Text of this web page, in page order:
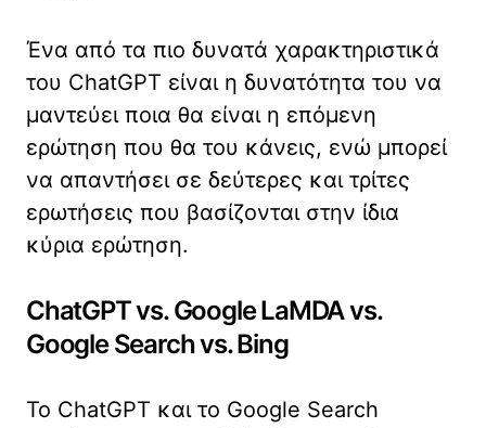
Ένα από τα πιο δυνατά χαρακτηριστικά
του ChatGPT είναι η δυνατότητα του να
μαντεύει ποια θα είναι η επόμενη
ερώτηση που θα του κάνεις, ενώ μπορεί
να απαντήσει σε δεύτερες και τρίτες
ερωτήσεις που βασίζονται στην ίδια
κύρια ερώτηση.
ChatGPT vs. Google LaMDA vs.
Google Search vs. Bing
Το ChatGPT και το Google Search